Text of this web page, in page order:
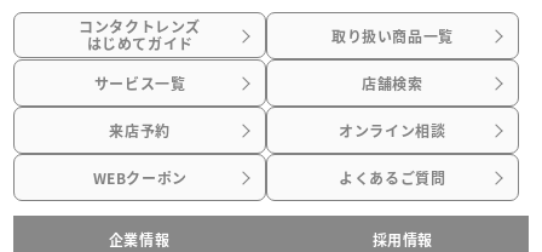
コンタクトレンズ
はじめてガイド 取り扱い商品一覧
サービス一覧 店舗検索
来店予約 オンライン相談
WEBクーポン よくあるご質問
企業情報 採用情報